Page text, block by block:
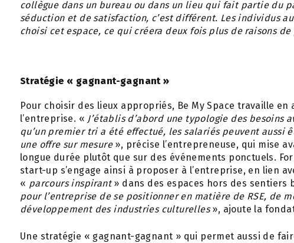
collègue dans un bureau ou dans un lieu qui fait partie du
séduction et de satisfaction, c’est différent. Les individus
choisi cet espace, ce qui créera deux fois plus de raisons
Stratégie « gagnant-gagnant »
Pour choisir des lieux appropriés, Be My Space travaille en
l’entreprise. « J’établis d’abord une typologie des besoins
qu’un premier tri a été effectué, les salariés peuvent aussi
une offre sur mesure», précise l’entrepreneuse, qui mise
longue durée plutôt que sur des événements ponctuels.
start-up s’engage ainsi à proposer à l’entreprise, en lien
« parcours inspirant» dans des espaces hors des sentiers
pour l’entreprise de se positionner en matière de RSE, de
développement des industries culturelles», ajoute la
Une stratégie « gagnant-gagnant » qui permet aussi de